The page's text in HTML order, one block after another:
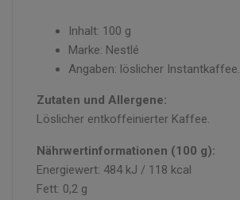
Inhalt: 100 g
Marke: Nestlé
Angaben: löslicher Instantkaffee.
Zutaten und Allergene:
Löslicher entkoffeinierter Kaffee.
Nährwertinformationen (100 g):
Energiewert: 484 kJ / 118 kcal
Fett: 0,2 g